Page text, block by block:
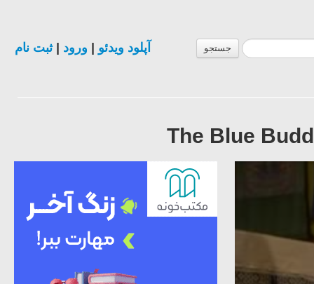
جستجو آپلود ویدئو ورود |ثبت نام
The Blue